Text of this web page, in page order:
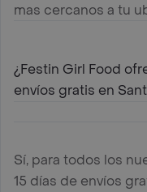
mas cercanos a tu
¿Festin Girl Food
envíos gratis en
Sí, para todos los
15 días de envíos